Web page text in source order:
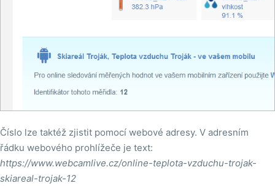
Číslo lze taktéž zjistit pomocí webové adresy. V adresním
řádku webového prohlížeče je text:
https://www.webcamlive.cz/online-teplota-vzduchu-trojak-
skiareal-trojak-12